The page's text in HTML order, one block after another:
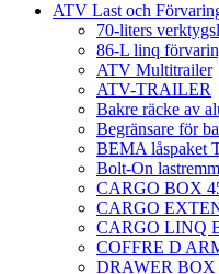
ATV Last och
70-liters
86-L linq
ATV Multitrailer
ATV-TRAILER
Bakre räcke av
Begränsare för
BEMA låspaket
Bolt-On
CARGO BOX
CARGO
CARGO LINQ
COFFRE D
DRAWER